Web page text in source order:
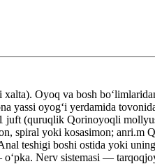
Oyoq va bosh
yassi oyogʻi yerdamida
juft (quruqlik Qorinoyoqli
spiral yoki kosasimon; anri.m
teshigi boshi ostida yoki
Nerv sistemasi —